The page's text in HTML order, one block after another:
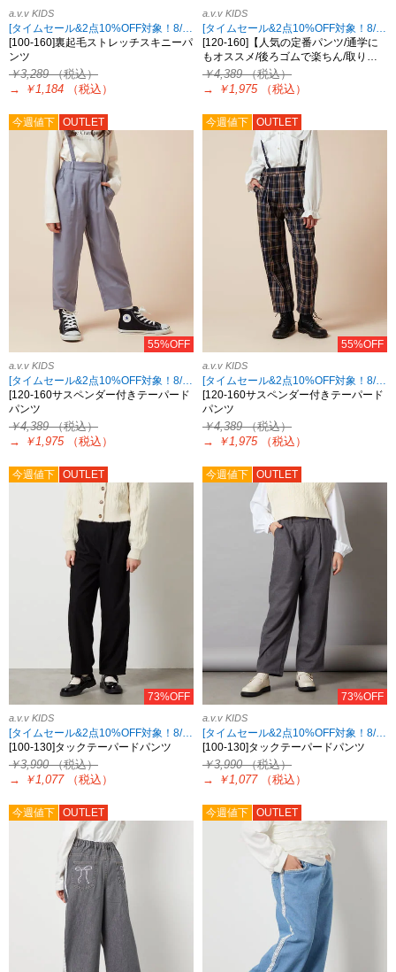
a.v.v KIDS
[タイムセール&2点10%OFF対象！8/17 8:59まで]
[100-160]裏起毛ストレッチスキニーパ
ンツ
￥3,289（税込）
→
￥1,184 （税込）
a.v.v KIDS
[タイムセール&2点10%OFF対象！8/17 8:59まで]
[120-160]【人気の定番パンツ/通学に
もオススメ/後ろゴムで楽ちん/取り…
￥4,389（税込）
→
￥1,975 （税込）
今週値下 OUTLET
55%OFF
a.v.v KIDS
[タイムセール&2点10%OFF対象！8/17 8:59まで]
[120-160サスペンダー付きテーパード
パンツ
￥4,389（税込）
→
￥1,975 （税込）
今週値下 OUTLET
55%OFF
a.v.v KIDS
[タイムセール&2点10%OFF対象！8/17 8:59まで]
[120-160サスペンダー付きテーパード
パンツ
￥4,389（税込）
→
￥1,975 （税込）
今週値下 OUTLET
73%OFF
a.v.v KIDS
[タイムセール&2点10%OFF対象！8/17 8:59まで]
[100-130]タックテーパードパンツ
￥3,990（税込）
→
￥1,077 （税込）
今週値下 OUTLET
73%OFF
a.v.v KIDS
[タイムセール&2点10%OFF対象！8/17 8:59まで]
[100-130]タックテーパードパンツ
￥3,990（税込）
→
￥1,077 （税込）
今週値下 OUTLET 今週値下 OUTLET